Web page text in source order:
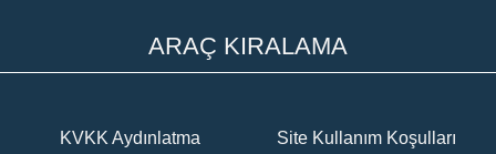
ARAÇ KIRALAMA
KVKK Aydınlatma
Site Kullanım Koşulları